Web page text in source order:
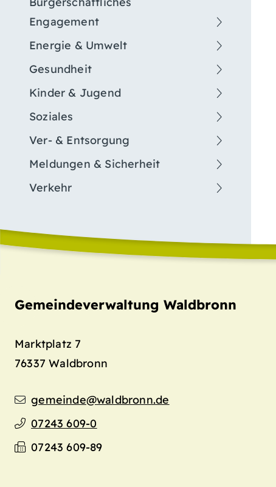
Engagement
Energie & Umwelt
Gesundheit
Kinder & Jugend
Soziales
Ver- & Entsorgung
Meldungen & Sicherheit
Verkehr
Gemeindeverwaltung Waldbronn
Marktplatz 7
76337 Waldbronn
gemeinde@waldbronn.de
07243 609-0
07243 609-89